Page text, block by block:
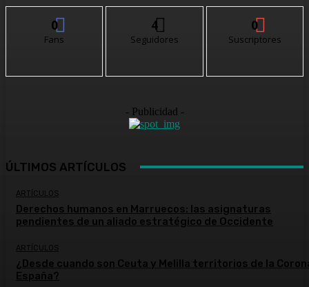
0
Fans
4
Seguidores
0
Suscriptores
- Publicidad -
ÚLTIMOS ARTÍCULOS
ARTÍCULOS
Derechos humanos en Marruecos: las asignaturas
pendientes de un aliado estratégico de Occidente
ARTÍCULOS
¿Desde cuando son Ceuta y Melilla territorios de la
España?